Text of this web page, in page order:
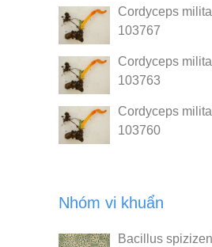
Cordyceps
103767
Cordyceps
103763
Cordyceps
103760
Nhóm vi khuẩn
Bacillus